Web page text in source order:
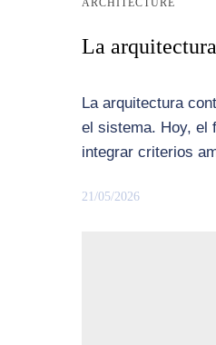
ARCHITECTURE
La
La arquitectura
el sistema. Hoy, el
integrar criterios
21/05/2026